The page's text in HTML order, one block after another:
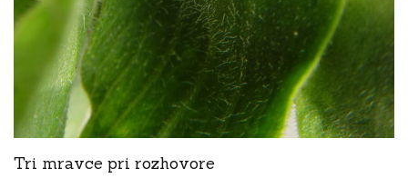
Tri mravce pri rozhovore